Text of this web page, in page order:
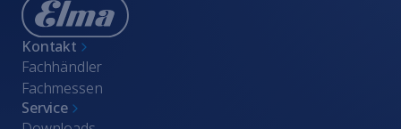
Kontakt
Fachhändler
Fachmessen
Service